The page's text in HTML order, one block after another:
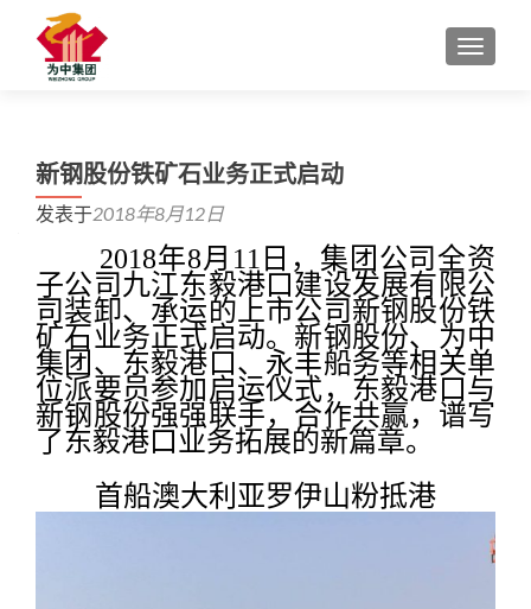
切换导
新钢股份铁矿石业务正式启动
发表于2018年8月12日
2018年8月 11 日，集团公司全资
子公司九江东毅港口建设发展有限公
司装卸、承运的上市公司新钢股份铁
矿石业务正式启动。新钢股份、为中
集团、东毅港口、永丰船务等相关单
位派要员参加启运仪式，东毅港口与
新钢股份强强联手，合作共赢，谱写
了东毅港口业务拓展的新篇章。
首船澳大利亚罗伊山粉抵港